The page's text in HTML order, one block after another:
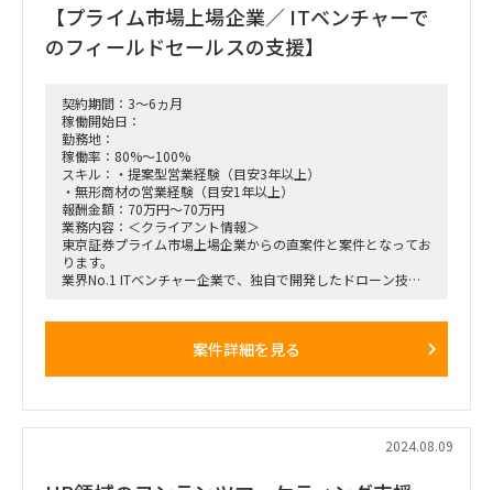
【プライム市場上場企業／ ITベンチャーで
のフィールドセールスの支援】
契約期間：3～6ヵ月
稼働開始日：
勤務地：
稼働率：80%～100%
スキル：・提案型営業経験（目安3年以上）
・無形商材の営業経験（目安1年以上）
報酬金額：70万円～70万円
業務内容：＜クライアント情報＞
東京証券プライム市場上場企業からの直案件と案件となってお
ります。
業界No.1 ITベンチャー企業で、独自で開発したドローン技術
案件詳細を見る
2024.08.09